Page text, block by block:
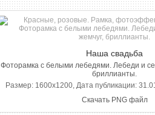
Наша свадьба
Фоторамка с белыми лебедями. Лебеди и
бриллианты.
Размер: 1600x1200, Дата публикации:
Скачать PNG файл